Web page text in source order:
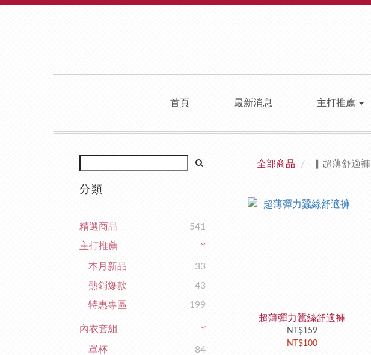
首頁 最新消息 主打推薦
分類
精選商品
541
主打推薦
本月新品
33
熱銷爆款
43
特惠專區
199
內衣套組
罩杯
84
全部商品 ▎超薄舒適褲
超薄彈力蠶絲舒適褲
NT$159
NT$100